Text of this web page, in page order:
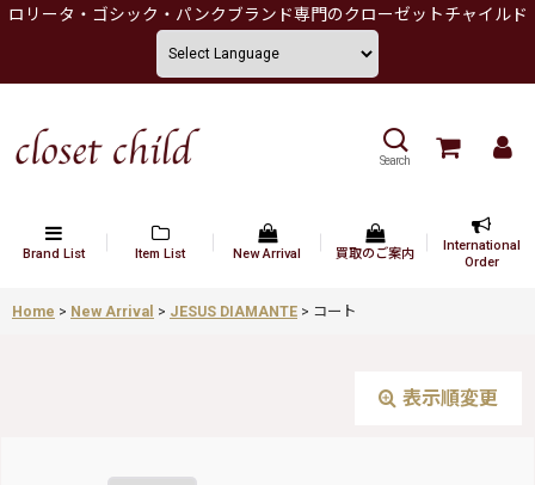
ロリータ・ゴシック・パンクブランド専門のクローゼットチャイルド
Search
Brand List Item List New Arrival 買取のご案内
International
Order
Home > New Arrival > JESUS DIAMANTE > コート
表示順変更